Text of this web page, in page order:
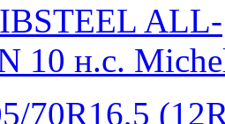
70R16,5